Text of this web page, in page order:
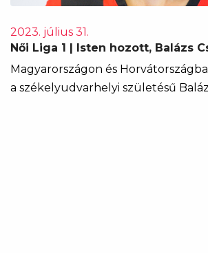
2023. július 31.
Női Liga 1 | Isten hozott, Balázs
Magyarországon és
a székelyudvarhelyi születésű